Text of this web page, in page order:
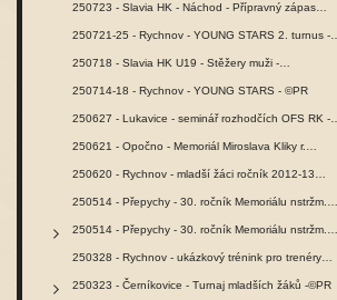
250723 - Slavia HK - Náchod - Přípravný zápas…
250721-25 - Rychnov - YOUNG STARS 2. turnus -…
250718 - Slavia HK U19 - Stěžery muži -…
250714-18 - Rychnov - YOUNG STARS - ©PR
250627 - Lukavice - seminář rozhodčích OFS RK -…
250621 - Opočno - Memoriál Miroslava Kliky r.…
250620 - Rychnov - mladší žáci ročník 2012-13…
250514 - Přepychy - 30. ročník Memoriálu nstržm.…
250514 - Přepychy - 30. ročník Memoriálu nstržm.…
250328 - Rychnov - ukázkový trénink pro trenéry…
250323 - Černíkovice - Turnaj mladších žáků -©PR